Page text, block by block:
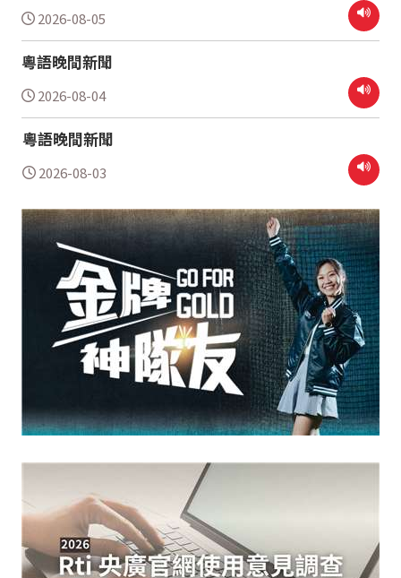
2026-08-05
粵語晚間新聞
2026-08-04
粵語晚間新聞
2026-08-03